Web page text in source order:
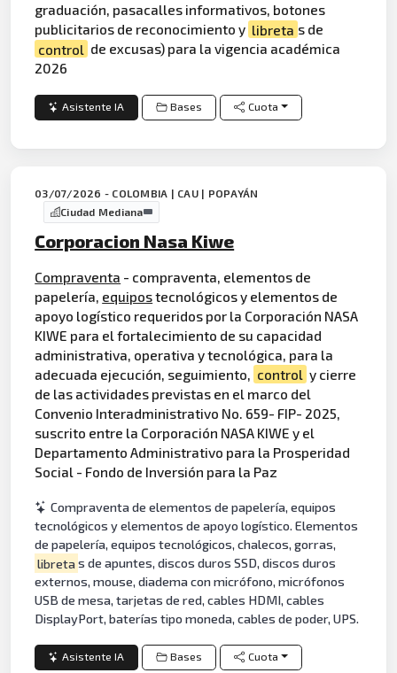
graduación, pasacalles informativos, botones
publicitarios de reconocimiento y libreta s de
control de excusas) para la vigencia académica
2026
Asistente IA Bases Cuota
03/07/2026 - COLOMBIA | CAU | POPAYÁN
Ciudad Mediana
Corporacion Nasa Kiwe
Compraventa - compraventa, elementos de
papelería, equipostecnológicos y elementos de
apoyo logístico requeridos por la Corporación NASA
KIWE para el fortalecimiento de su capacidad
administrativa, operativa y tecnológica, para la
adecuada ejecución, seguimiento, control y cierre
de las actividades previstas en el marco del
Convenio Interadministrativo No. 659- FIP- 2025,
suscrito entre la Corporación NASA KIWE y el
Departamento Administrativo para la Prosperidad
Social - Fondo de Inversión para la Paz
Compraventa de elementos de papelería, equipos
tecnológicos y elementos de apoyo logístico. Elementos
de papelería, equipos tecnológicos, chalecos, gorras,
libretas de apuntes, discos duros SSD, discos duros
externos, mouse, diadema con micrófono, micrófonos
USB de mesa, tarjetas de red, cables HDMI, cables
DisplayPort, baterías tipo moneda, cables de poder, UPS.
Asistente IA Bases Cuota